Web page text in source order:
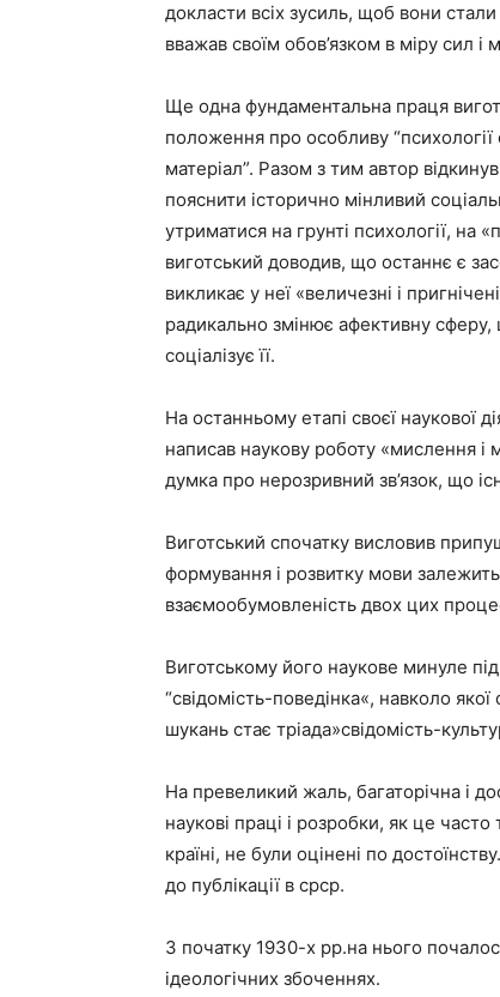
докласти всіх зусиль, щоб вони
вважав своїм обов’язком в міру сил
Ще одна фундаментальна праця
положення про особливу
матеріал”. Разом з тим автор
пояснити історично мінливий
утриматися на грунті психології, на
виготський доводив, що останнє є
викликає у неї «величезні і
радикально змінює афективну сферу,
соціалізує її.
На останньому етапі своєї наукової
написав наукову роботу «мислення і
думка про нерозривний зв’язок, що
Виготський спочатку висловив
формування і розвитку мови
взаємообумовленість двох цих
Виготському його наукове минуле
“свідомість-поведінка«, навколо
шукань стає тріада»свідомість-
На превеликий жаль, багаторічна і
наукові праці і розробки, як це
країні, не були оцінені по
до публікації в срср.
З початку 1930-х рр.на нього
ідеологічних збоченнях.